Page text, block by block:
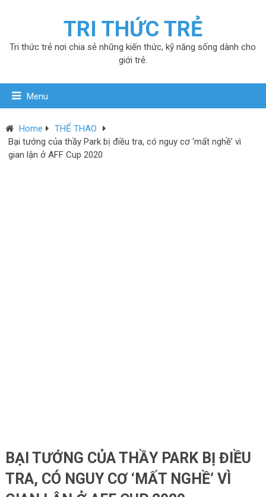
TRI THỨC TRẺ
Tri thức trẻ nơi chia sẻ những kiến thức, kỹ năng sống dành cho
giới trẻ.
Menu
Home
THỂ THAO
Bại tướng của thầy Park bị điều tra, có nguy cơ ‘mất nghề’ vì
gian lận ở AFF Cup 2020
BẠI TƯỚNG CỦA THẦY PARK BỊ ĐIỀU
TRA, CÓ NGUY CƠ ‘MẤT NGHỀ’ VÌ